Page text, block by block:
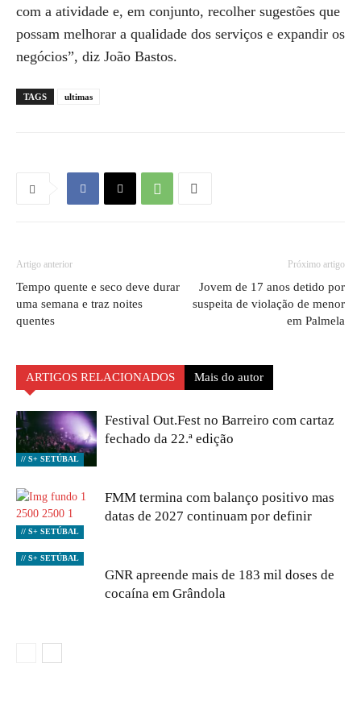
com a atividade e, em conjunto, recolher sugestões que
possam melhorar a qualidade dos serviços e expandir os
negócios”, diz João Bastos.
TAGS ultimas
Artigo anterior
Tempo quente e seco deve durar
uma semana e traz noites
quentes
Próximo artigo
Jovem de 17 anos detido por
suspeita de violação de menor
em Palmela
ARTIGOS RELACIONADOS Mais do autor
// S+ SETÚBAL
Festival Out.Fest no Barreiro com cartaz
fechado da 22.ª edição
// S+ SETÚBAL
FMM termina com balanço positivo mas
datas de 2027 continuam por definir
// S+ SETÚBAL
GNR apreende mais de 183 mil doses de
cocaína em Grândola